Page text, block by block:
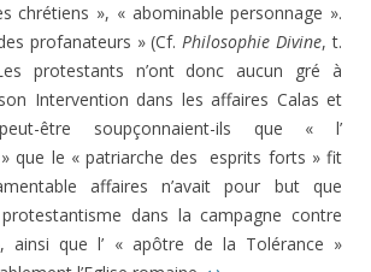
chrétiens », « abominable personnage ».
profanateurs » (Cf.Philosophie Divine, t.
protestants n’ont donc aucun gré à
Intervention dans les affaires Calas et
être soupçonnaient-ils que « l’
que le « patriarche des esprits forts » fit
affaires n’avait pour but que
protestantisme dans la campagne contre
ainsi que l’ « apôtre de la Tolérance »